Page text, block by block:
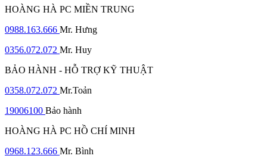
HOÀNG HÀ PC MIỀN TRUNG
0988.163.666 Mr. Hưng
0356.072.072 Mr. Huy
BẢO HÀNH - HỖ TRỢ KỸ THUẬT
0358.072.072 Mr.Toản
19006100 Bảo hành
HOÀNG HÀ PC HỒ CHÍ MINH
0968.123.666 Mr. Bình